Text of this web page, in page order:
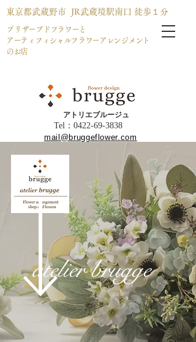
Tel：​0422-69-3838
東京都武蔵野市 JR武蔵境駅南口 徒歩１分
​プリザーブドフラワーと
アーティフィシャルフラワーアレンジメント
のお店
​アトリエブルージュ
mail@bruggeflower.com
atelier brugge